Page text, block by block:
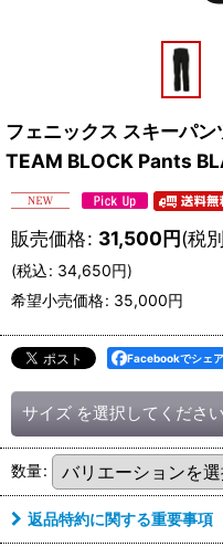
フェニックス スキーパ
TEAM BLOCK Pants
販売価格: 31,500円(税
(税込: 34,650円)
希望小売価格: 35,000円
Facebookでシェア
サイズ を選択してください
数量:
返品特約に関する重要事項